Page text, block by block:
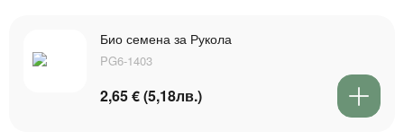
Био семена за Рукола
PG6-1403
2,65 € (5,18лв.)